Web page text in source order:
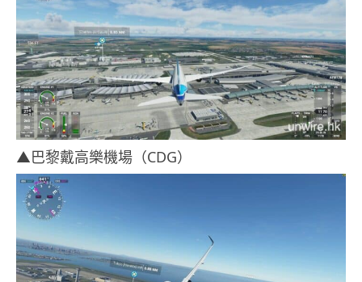
▲巴黎戴高樂機場（CDG）